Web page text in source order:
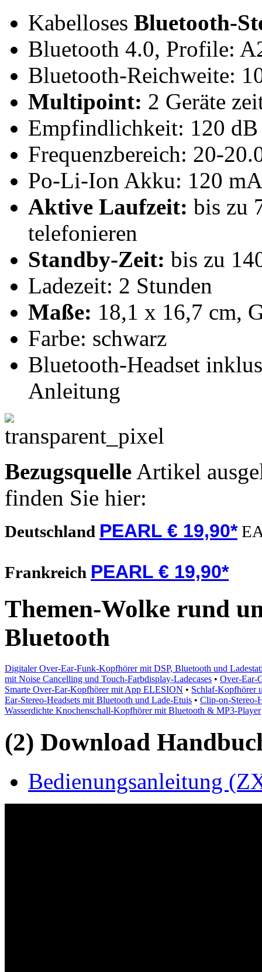
Kabelloses Bluetooth-
Bluetooth 4.0, Profile:
Bluetooth-Reichweite:
Multipoint: 2 Geräte
Empfindlichkeit: 120 dB
Frequenzbereich: 20-
Po-Li-Ion Akku: 120
Aktive Laufzeit: bis zu
telefonieren
Standby-Zeit: bis zu
Ladezeit: 2 Stunden
Maße: 18,1 x 16,7 cm,
Farbe: schwarz
Bluetooth-Headset
Anleitung
Bezugsquelle Artikel
finden Sie hier:
Deutschland PEARL € 19,90*
Frankreich PEARL € 19,90*
Themen-Wolke rund
Bluetooth
Digitaler Over-Ear-Funk-Kopfhörer mit DSP, Bluetooth und
mit Noise Cancelling und Touch-Farbdisplay-Ladecases • Over-Ear-
Smarte Over-Ear-Kopfhörer mit App ELESION • Schlaf-Kopfhörer
Ear-Stereo-Headsets mit Bluetooth und Lade-Etuis • Clip-on-Stereo-
Wasserdichte Knochenschall-Kopfhörer mit Bluetooth & MP3-Player
(2) Download
Bedienungsanleitung